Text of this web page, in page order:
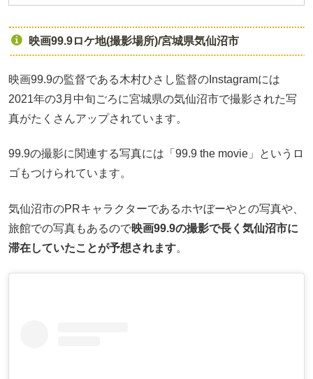
映画99.9ロケ地(撮影場所)/宮城県気仙沼市
映画99.9の監督である木村ひさし監督のInstagramには
2021年の3月中旬ごろに宮城県の気仙沼市で撮影された写
真がたくさんアップされています。
99.9の撮影に関連する写真には「99.9 the movie」というロ
ゴもつけられています。
気仙沼市のPRキャラクターであるホヤぼーやとの写真や、
旅館での写真もあるので映画99.9の撮影で長く気仙沼市に
滞在していたことが予想されます。